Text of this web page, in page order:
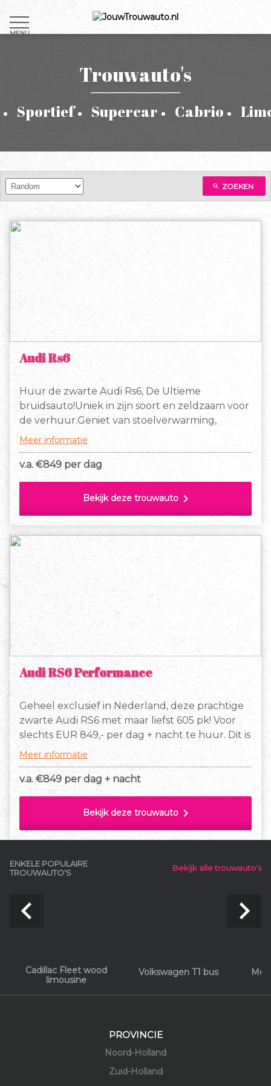
MENU
Trouwauto's
Sportief Supercar Cabrio
search ZOEKEN
Audi Rs6
Huur de zwarte Audi Rs6, De Ultieme
bruidsauto!Uniek in zijn soort en zeldzaam voor
de verhuur.Geniet van stoelverwarming,
automaat en ga zo maar door in op en top
en er is voldoende ruimte voor lange mensen.
Meer informatie
v.a. €849 per dag
Bekijk deze trouwauto chevron_right
Audi RS6 Performance
Geheel exclusief in Nederland, deze prachtige
zwarte Audi RS6 met maar liefst 605 pk! Voor
slechts EUR 849,- per dag + nacht te huur. Dit is
de enige zwarte Audi RS6 die binnen
daarna slechts EUR 1,50 extra per km. Gaan
om jullie dag tot een onvergetelijke dag te
Meer informatie
v.a. €849 per dag + nacht
Bekijk deze trouwauto chevron_right
ENKELE POPULAIRE
TROUWAUTO'S
Bekijk alle trouwauto's
Cadillac Fleet wood
limousine
Volkswagen T1 bus
navigate_before navigate_next
PROVINCIE
Noord-Holland
Zuid-Holland